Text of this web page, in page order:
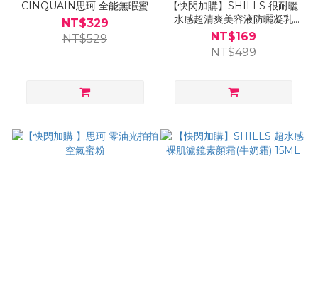
CINQUAIN思珂 全能無暇蜜
NT$329
NT$529
【快閃加購】SHILLS 很耐曬
水感超清爽美容液防曬凝乳
SPF50 +PA++++
NT$169
NT$499